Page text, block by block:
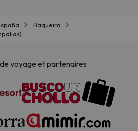
Baqueira
voyage et partenaires